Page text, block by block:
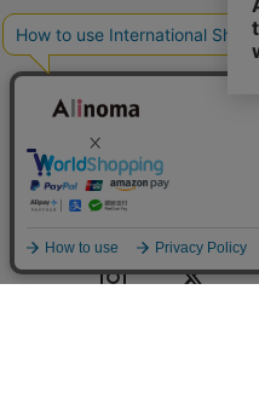
インフォメーション
運営会社
お問い合わせ
企業様お問い合わせ